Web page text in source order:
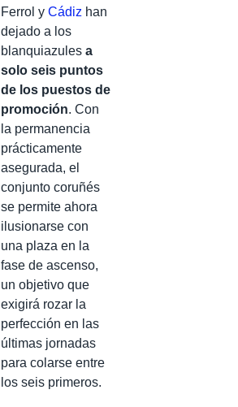
Ferrol y Cádiz han
dejado a los
blanquiazules a
solo seis puntos
de los puestos de
promoción. Con
la permanencia
prácticamente
asegurada, el
conjunto coruñés
se permite ahora
ilusionarse con
una plaza en la
fase de ascenso,
un objetivo que
exigirá rozar la
perfección en las
últimas jornadas
para colarse entre
los seis primeros.